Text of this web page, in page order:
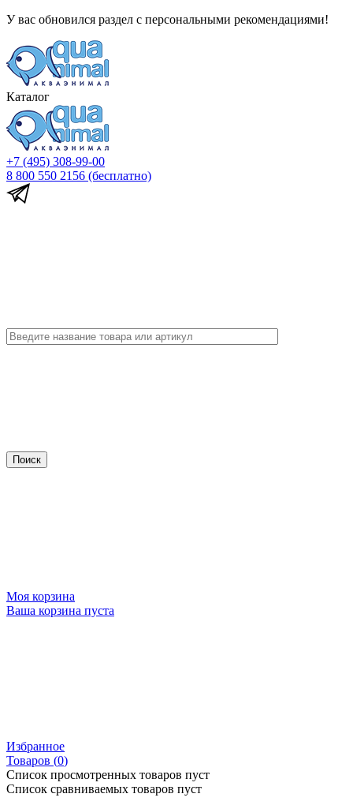
У вас обновился раздел с персональными рекомендациями!
Каталог
+7 (495) 308-99-00
8 800 550 2156 (бесплатно)
Моя корзина
Ваша корзина пуста
Избранное
Товаров (0)
Список просмотренных товаров пуст
Список сравниваемых товаров пуст